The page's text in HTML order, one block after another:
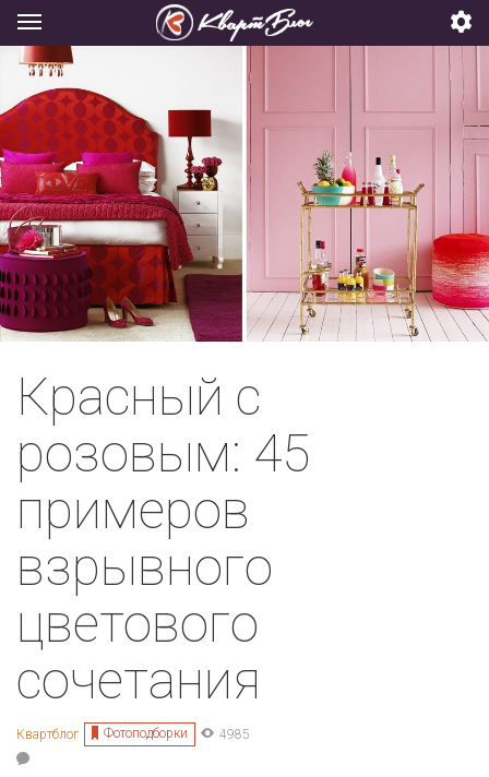
Красный с
розовым: 45
примеров
взрывного
цветового
сочетания
Квартблог Фотоподборки 4985